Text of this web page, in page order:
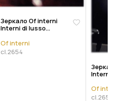
Зеркало Of interni
Interni di lusso
Of interni
cl.2654
Interni
Of